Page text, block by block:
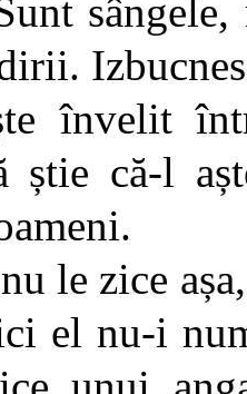
învelit
știe că-l
le zice
el nu-i